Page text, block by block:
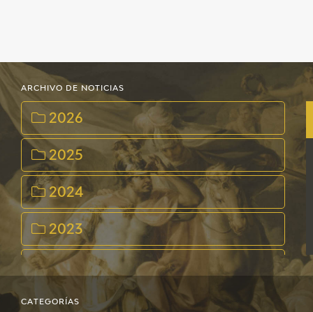
CEDEA
RECURSOS EDUCATIVOS
FICHAS ARASAAC
ARCHIVO DE NOTICIAS
2026
2025
2024
2023
2022
2021
CATEGORÍAS